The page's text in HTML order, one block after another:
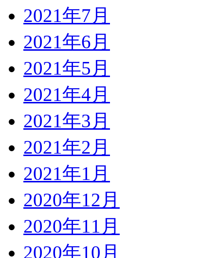
2021年7月
2021年6月
2021年5月
2021年4月
2021年3月
2021年2月
2021年1月
2020年12月
2020年11月
2020年10月